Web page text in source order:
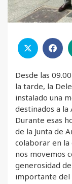
Desde las
la tarde, la
instalado una
destinados a la
Durante esas
de la Junta de
colaborar en la
nos movemos
generosidad
importante del